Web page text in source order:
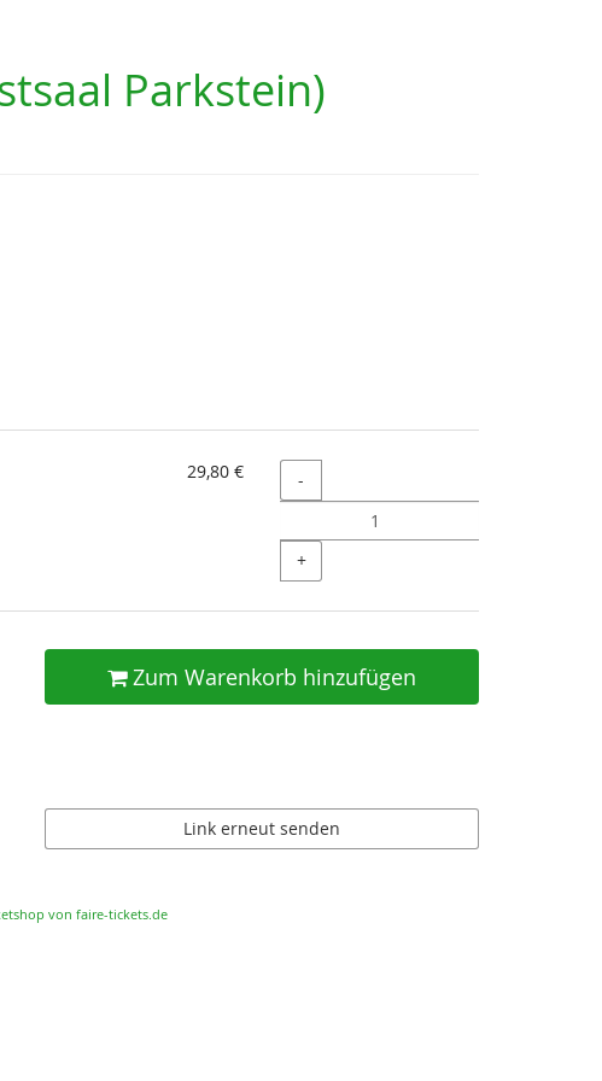
Parkstein)
29,80 € Menge
-
+
Zum Warenkorb hinzufügen
Link erneut senden
von faire-tickets.de